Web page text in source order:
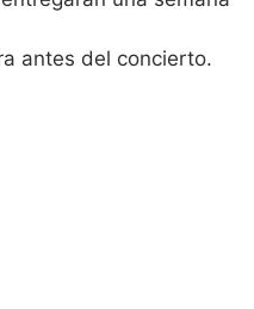
antes del concierto.